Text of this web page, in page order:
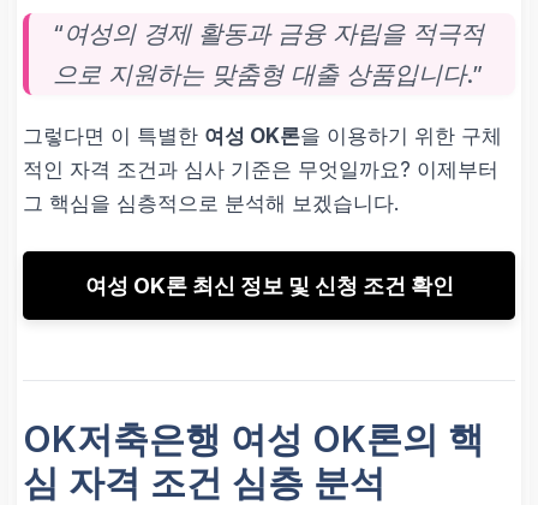
“여성의 경제 활동과 금융 자립을 적극적
으로 지원하는 맞춤형 대출 상품입니다.”
그렇다면 이 특별한 여성 OK론을 이용하기 위한 구체
적인 자격 조건과 심사 기준은 무엇일까요? 이제부터
그 핵심을 심층적으로 분석해 보겠습니다.
여성 OK론 최신 정보 및 신청 조건 확인
OK저축은행 여성 OK론의 핵
심 자격 조건 심층 분석